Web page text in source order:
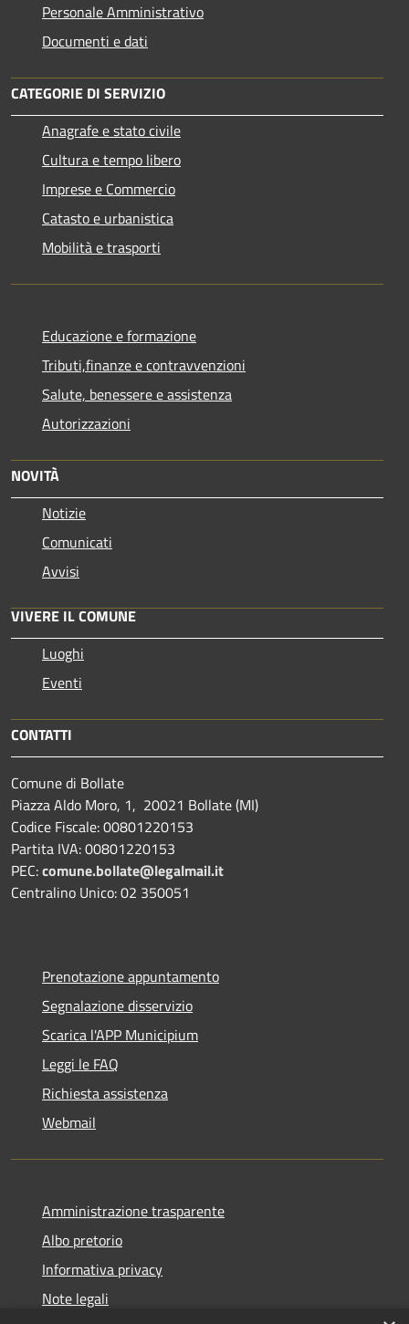
Personale Amministrativo
Documenti e dati
CATEGORIE DI SERVIZIO
Anagrafe e stato civile
Cultura e tempo libero
Imprese e Commercio
Catasto e urbanistica
Mobilità e trasporti
Educazione e formazione
Tributi,finanze e contravvenzioni
Salute, benessere e assistenza
Autorizzazioni
NOVITÀ
Notizie
Comunicati
Avvisi
VIVERE IL COMUNE
Luoghi
Eventi
CONTATTI
Comune di Bollate
Piazza Aldo Moro, 1, 20021 Bollate (MI)
Codice Fiscale: 00801220153
Partita IVA: 00801220153
PEC:comune.bollate@legalmail.it
Centralino Unico: 02 350051
Prenotazione appuntamento
Segnalazione disservizio
Scarica l'APP Municipium
Leggi le FAQ
Richiesta assistenza
Webmail
Amministrazione trasparente
Albo pretorio
Informativa privacy
Note legali